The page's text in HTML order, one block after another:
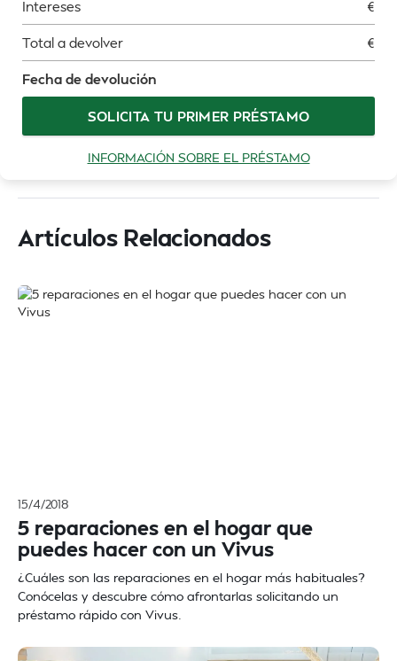
Intereses €
Total a devolver €
Fecha de devolución
SOLICITA TU PRIMER PRÉSTAMO
INFORMACIÓN SOBRE EL PRÉSTAMO
Artículos Relacionados
15/4/2018
5 reparaciones en el hogar que
puedes hacer con un Vivus
¿Cuáles son las reparaciones en el hogar más habituales?
Conócelas y descubre cómo afrontarlas solicitando un
préstamo rápido con Vivus.